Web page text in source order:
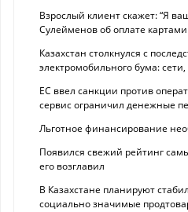
Взрослый клиент скажет: “Я
Сулейменов об оплате картами
Казахстан столкнулся с
электромобильного бума:
ЕС ввел санкции против
сервис ограничил денежные
Льготное финансирование
Появился свежий рейтинг
его возглавил
В Казахстане планируют
социально значимые